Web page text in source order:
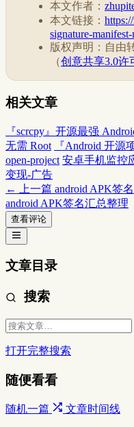
本文作者：
本文链接：
signature-
版权声明：自由
（创意共享3.0许
相关文章
『scrcpy』开源最强
无需 Root
『Android 开
open-project 安卓手机监控
变现-广告
← 上一篇 android APK签
android APK签名汇总整理
查看评论
文章目录
搜索
打开完整搜索
随便看看
随机一篇 文章时间线